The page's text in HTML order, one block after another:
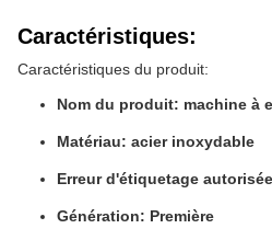
Caractéristiques:
Caractéristiques du produit:
Nom du produit: machine à
Matériau: acier inoxydable
Erreur d'étiquetage
Génération: Première